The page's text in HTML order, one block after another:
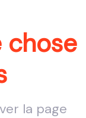
chose
la page